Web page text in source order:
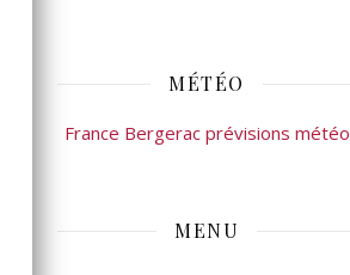
MÉTÉO
France Bergerac prévisions météo
MENU